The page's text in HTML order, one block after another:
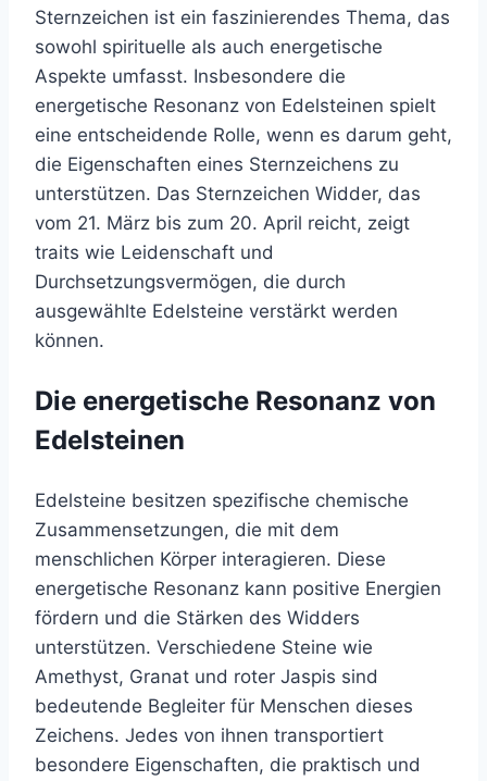
Sternzeichen ist ein faszinierendes Thema, das
sowohl spirituelle als auch energetische
Aspekte umfasst. Insbesondere die
energetische Resonanz von Edelsteinen spielt
eine entscheidende Rolle, wenn es darum geht,
die Eigenschaften eines Sternzeichens zu
unterstützen. Das Sternzeichen Widder, das
vom 21. März bis zum 20. April reicht, zeigt
traits wie Leidenschaft und
Durchsetzungsvermögen, die durch
ausgewählte Edelsteine verstärkt werden
können.
Die energetische Resonanz von
Edelsteinen
Edelsteine besitzen spezifische chemische
Zusammensetzungen, die mit dem
menschlichen Körper interagieren. Diese
energetische Resonanz kann positive Energien
fördern und die Stärken des Widders
unterstützen. Verschiedene Steine wie
Amethyst, Granat und roter Jaspis sind
bedeutende Begleiter für Menschen dieses
Zeichens. Jedes von ihnen transportiert
besondere Eigenschaften, die praktisch und